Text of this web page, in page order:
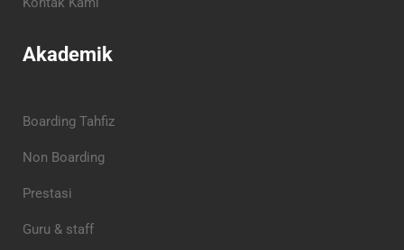
Akademik
Boarding Tahfiz
Non Boarding
Prestasi
Guru & staff